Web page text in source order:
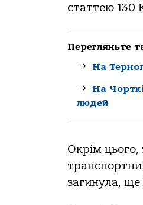
статтею 130
Перегляньте
На
На
людей
Окрім цього,
загинула, ще